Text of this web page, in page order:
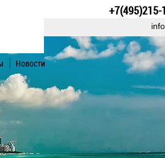
+7(495)215-
Новости